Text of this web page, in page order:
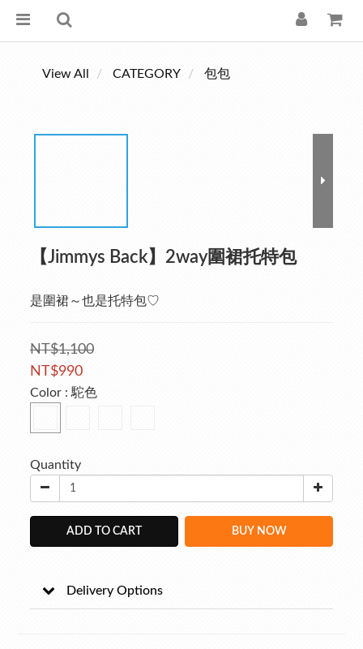
View All CATEGORY 包包
【Jimmys Back】2way圍裙托特包
是圍裙～也是托特包♡
NT$1,100
NT$990
Color : 駝色
Quantity
ADD TO CART BUY NOW
Delivery Options